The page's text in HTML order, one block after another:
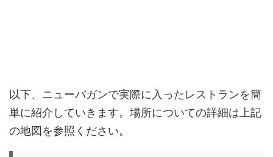
以下、ニューバガンで実際に入ったレストランを簡
単に紹介していきます。場所についての詳細は上記
の地図を参照ください。